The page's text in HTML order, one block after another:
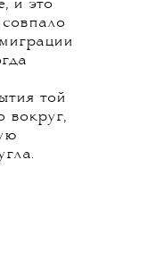
и это
той
вокруг,